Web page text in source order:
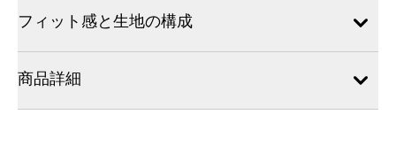
フィット感と生地の構成
商品詳細